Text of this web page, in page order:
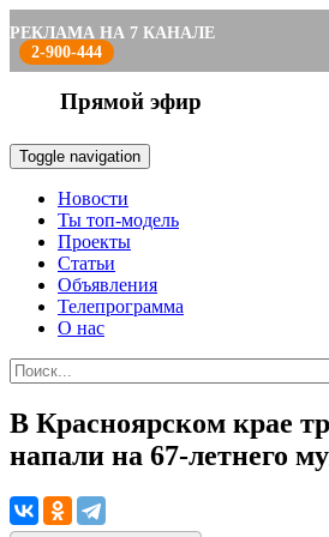
РЕКЛАМА НА 7 КАНАЛЕ
2-900-444
Прямой эфир
Toggle navigation
Новости
Ты топ-модель
Проекты
Статьи
Объявления
Телепрограмма
О нас
В Красноярском крае
напали на 67-летнего